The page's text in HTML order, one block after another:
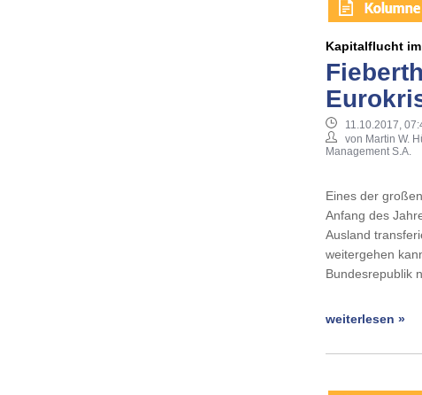
Kapitalflucht
11.10.2017,
von Martin W.
Management S.A.
Eines der
Anfang des
Ausland
weitergehen
Bundesrepublik
weiterlesen »